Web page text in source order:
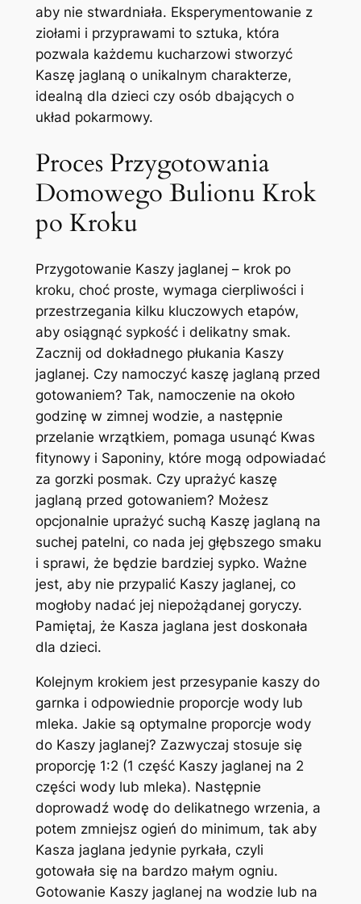
aby nie stwardniała. Eksperymentowanie z
ziołami i przyprawami to sztuka, która
pozwala każdemu kucharzowi stworzyć
Kaszę jaglaną o unikalnym charakterze,
idealną dla dzieci czy osób dbających o
układ pokarmowy.
Proces Przygotowania
Domowego Bulionu Krok
po Kroku
Przygotowanie Kaszy jaglanej – krok po
kroku, choć proste, wymaga cierpliwości i
przestrzegania kilku kluczowych etapów,
aby osiągnąć sypkość i delikatny smak.
Zacznij od dokładnego płukania Kaszy
jaglanej. Czy namoczyć kaszę jaglaną przed
gotowaniem? Tak, namoczenie na około
godzinę w zimnej wodzie, a następnie
przelanie wrzątkiem, pomaga usunąć Kwas
fitynowy i Saponiny, które mogą odpowiadać
za gorzki posmak. Czy uprażyć kaszę
jaglaną przed gotowaniem? Możesz
opcjonalnie uprażyć suchą Kaszę jaglaną na
suchej patelni, co nada jej głębszego smaku
i sprawi, że będzie bardziej sypko. Ważne
jest, aby nie przypalić Kaszy jaglanej, co
mogłoby nadać jej niepożądanej goryczy.
Pamiętaj, że Kasza jaglana jest doskonała
dla dzieci.
Kolejnym krokiem jest przesypanie kaszy do
garnka i odpowiednie proporcje wody lub
mleka. Jakie są optymalne proporcje wody
do Kaszy jaglanej? Zazwyczaj stosuje się
proporcję 1:2 (1 część Kaszy jaglanej na 2
części wody lub mleka). Następnie
doprowadź wodę do delikatnego wrzenia, a
potem zmniejsz ogień do minimum, tak aby
Kasza jaglana jedynie pyrkała, czyli
gotowała się na bardzo małym ogniu.
Gotowanie Kaszy jaglanej na wodzie lub na